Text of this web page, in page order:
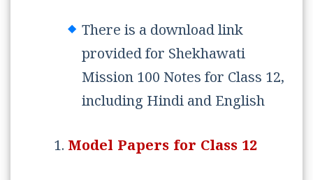
There is a download link
provided for Shekhawati
Mission 100 Notes for Class 12,
including Hindi and English
Model Papers for Class 12